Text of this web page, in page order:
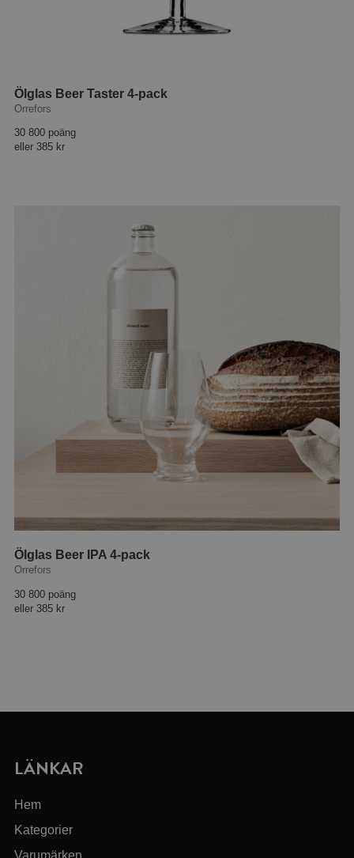
Ölglas Beer Taster 4-pack
Orrefors
30 800 poäng
eller 385 kr
Ölglas Beer IPA 4-pack
Orrefors
30 800 poäng
eller 385 kr
LÄNKAR
Hem
Kategorier